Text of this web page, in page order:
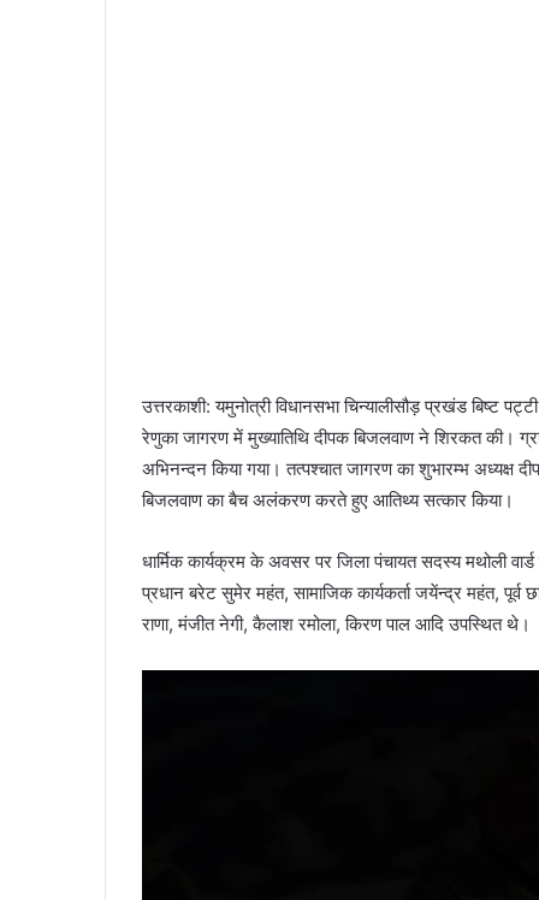
उत्तरकाशी: यमुनोत्री विधानसभा चिन्यालीसौड़ प्रखंड बिष्ट
रेणुका जागरण में मुख्यातिथि दीपक बिजलवाण ने शिरकत की।
अभिनन्दन किया गया। तत्पश्चात जागरण का शुभारम्भ अध्यक्ष
बिजलवाण का बैच अलंकरण करते हुए आतिथ्य सत्कार किया।
धार्मिक कार्यक्रम के अवसर पर जिला पंचायत सदस्य मथोली
प्रधान बरेट सुमेर महंत, सामाजिक कार्यकर्ता जयेंन्द्र महंत, पूर्व
राणा, मंजीत नेगी, कैलाश रमोला, किरण पाल आदि उपस्थित थे।